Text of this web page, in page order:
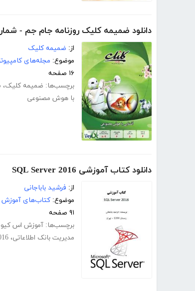
دانلود ضمیمه کلیک روزنامه جام جم - شماره
از: ضمیمه کلیک
موضوع: مجله‌های
۱۶ صفحه
برچسب‌ها: ضمیمه کلیک،
با هوش مصنوعی
دانلود کتاب آموزشی SQL Server 2016
از: فرشید باباجانی
موضوع: کتاب‌های آموزش
۹۱ صفحه
برچسب‌ها: آموزش اس کیو
مدیریت بانک اطلاعاتی،